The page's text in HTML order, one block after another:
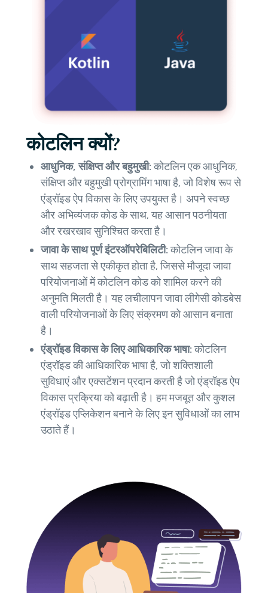
कोटलिन क्यों?
आधुनिक, संक्षिप्त और बहुमुखी:कोटलिन एक आधुनिक,
संक्षिप्त और बहुमुखी प्रोग्रामिंग भाषा है, जो विशेष रूप से
एंड्रॉइड ऐप विकास के लिए उपयुक्त है। अपने स्वच्छ
और अभिव्यंजक कोड के साथ, यह आसान पठनीयता
और रखरखाव सुनिश्चित करता है।
जावा के साथ पूर्ण इंटरऑपरेबिलिटी:कोटलिन जावा के
साथ सहजता से एकीकृत होता है, जिससे मौजूदा जावा
परियोजनाओं में कोटलिन कोड को शामिल करने की
अनुमति मिलती है। यह लचीलापन जावा लीगेसी कोडबेस
वाली परियोजनाओं के लिए संक्रमण को आसान बनाता
है।
एंड्रॉइड विकास के लिए आधिकारिक भाषा:कोटलिन
एंड्रॉइड की आधिकारिक भाषा है, जो शक्तिशाली
सुविधाएं और एक्सटेंशन प्रदान करती है जो एंड्रॉइड ऐप
विकास प्रक्रिया को बढ़ाती है। हम मजबूत और कुशल
एंड्रॉइड एप्लिकेशन बनाने के लिए इन सुविधाओं का लाभ
उठाते हैं।